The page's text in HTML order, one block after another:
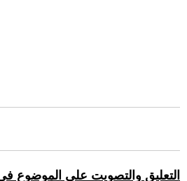
التعليق والتصويت على الموضوع